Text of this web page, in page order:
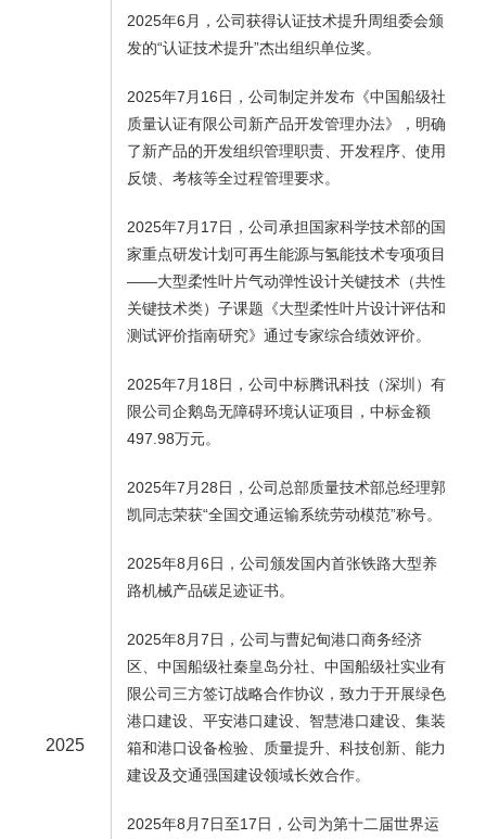
2025
2025年6月，公司获得认证技术提升周组委会颁
发的“认证技术提升”杰出组织单位奖。
2025年7月16日，公司制定并发布《中国船级社
质量认证有限公司新产品开发管理办法》，明确
了新产品的开发组织管理职责、开发程序、使用
反馈、考核等全过程管理要求。
2025年7月17日，公司承担国家科学技术部的国
家重点研发计划可再生能源与氢能技术专项项目
——大型柔性叶片气动弹性设计关键技术（共性
关键技术类）子课题《大型柔性叶片设计评估和
测试评价指南研究》通过专家综合绩效评价。
2025年7月18日，公司中标腾讯科技（深圳）有
限公司企鹅岛无障碍环境认证项目，中标金额
497.98万元。
2025年7月28日，公司总部质量技术部总经理郭
凯同志荣获“全国交通运输系统劳动模范”称号。
2025年8月6日，公司颁发国内首张铁路大型养
路机械产品碳足迹证书。
2025年8月7日，公司与曹妃甸港口商务经济
区、中国船级社秦皇岛分社、中国船级社实业有
限公司三方签订战略合作协议，致力于开展绿色
港口建设、平安港口建设、智慧港口建设、集装
箱和港口设备检验、质量提升、科技创新、能力
建设及交通强国建设领域长效合作。
2025年8月7日至17日，公司为第十二届世界运